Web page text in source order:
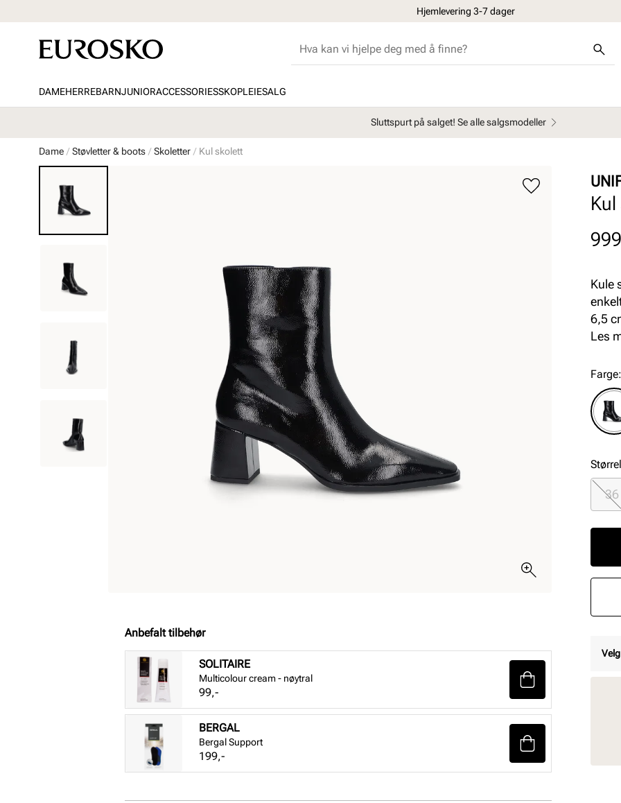
30 dagers åpent kjøp
DAMEHERREBARNJUNIORACCESSORIESSKOPLEIESALG
Sluttspurt på salget! Se alle salgsmodeller
Dame Støvletter & boots Skoletter Kul skolett
Anbefalt tilbehør
SOLITAIRE
Multicolour cream - nøytral
Pris
99,-
BERGAL
Bergal Support
Pris
199,-
Pris
Kule
6,5
lakk
Les
Farge:
36